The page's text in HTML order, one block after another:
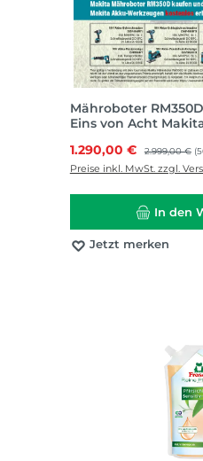
Mähroboter
Eins von Acht
Verkaufspreis:
1.290,00 € Regulärer
2.999,00 €
Preise inkl. MwSt. zzgl.
In den
Jetzt merken